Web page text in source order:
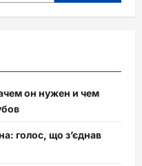
он нужен и чем
голос, що з’єднав